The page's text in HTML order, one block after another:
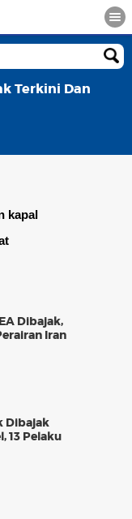
Terkini Dan
kapal
Dibajak,
Iran
Dibajak
13 Pelaku